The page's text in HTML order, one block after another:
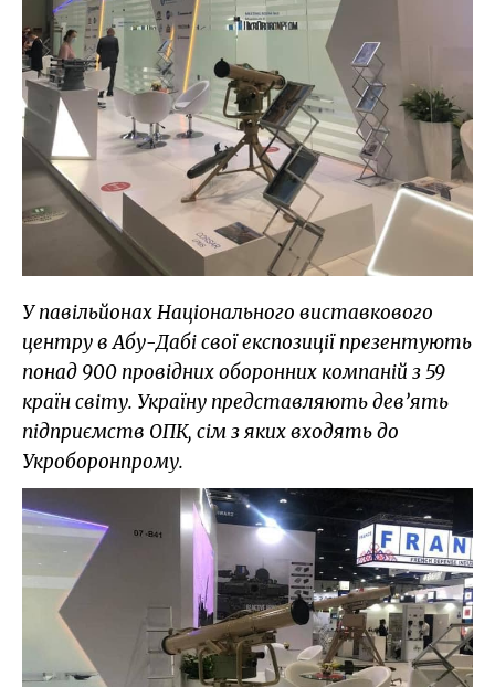
У павільйонах Національного виставкового
центру в Абу-Дабі свої експозиції презентують
понад 900 провідних оборонних компаній з 59
країн світу. Україну представляють дев’ять
підприємств ОПК, сім з яких входять до
Укроборонпрому.